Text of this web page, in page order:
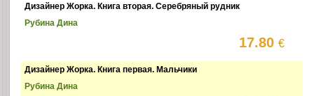
Дизайнер Жорка. Книга вторая. Серебряный рудник
Рубина Дина
17.80€
Дизайнер Жорка. Книга первая. Мальчики
Рубина Дина